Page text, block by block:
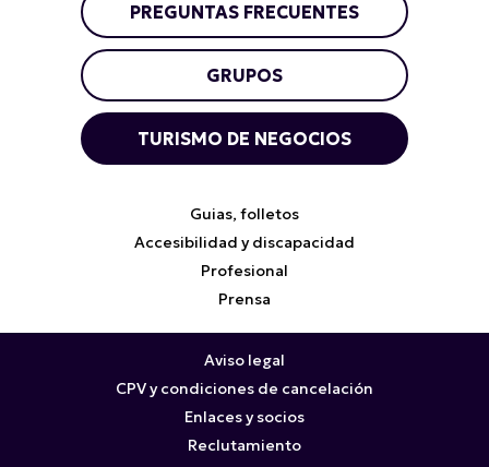
PREGUNTAS FRECUENTES
GRUPOS
TURISMO DE NEGOCIOS
Guias, folletos
Accesibilidad y discapacidad
Profesional
Prensa
Aviso legal
CPV y condiciones de cancelación
Enlaces y socios
Reclutamiento